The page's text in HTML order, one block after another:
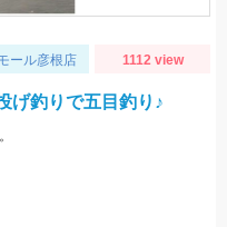
ール彦根店 1112 view
釣りで五目釣り♪